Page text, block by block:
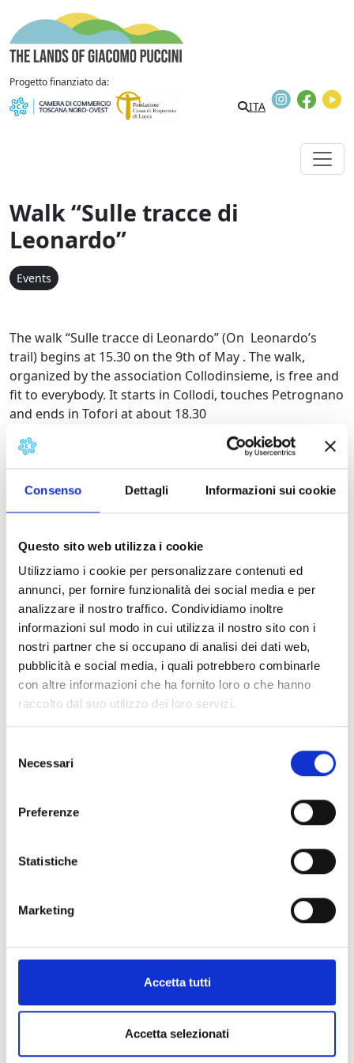
Consenso Dettagli Informazioni sui cookie
Questo sito web utilizza i cookie
Utilizziamo i cookie per personalizzare contenuti ed
annunci, per fornire funzionalità dei social media e per
analizzare il nostro traffico. Condividiamo inoltre
informazioni sul modo in cui utilizza il nostro sito con i
nostri partner che si occupano di analisi dei dati web,
pubblicità e social media, i quali potrebbero combinarle
con altre informazioni che ha fornito loro o che hanno
raccolto dal suo utilizzo dei loro servizi.
delNecessari
Preferenze
Statistiche
Marketing
Accetta tutti
Accetta selezionati
Skip to content
Progetto finanziato da:
ITA
Instagram
Walk “Sulle tracce di
Leonardo”
Events
The walk “Sulle tracce di Leonardo” (On Leonardo’s
trail) begins at 15.30 on the 9th of May . The walk,
organized by the association Collodinsieme, is free and
fit to everybody. It starts in Collodi, touches Petrognano
and ends in Tofori at about 18.30
Info 339 5698255 (Roberto) – 347 1052124 (Paola) – 340
5835924 (Franco) – 339 3842429 (Monica)
Information:
District:
Piana di Lucca
District/Location:
Tofori
Municipality:
Capannori
Event type:
nature-environment|art|other
+